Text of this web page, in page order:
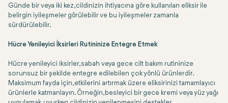
Günde bir veya iki kez, cildinizin ihtiyacına göre kullanılan eliksir ile
belirgin iyileşmeler görülebilir ve bu iyileşmeler zamanla
sürdürülebilir.
Hücre Yenileyici İksirleri Rutininize Entegre Etmek
Hücre yenileyici iksirler, sabah veya gece cilt bakım rutininize
sorunsuz bir şekilde entegre edilebilen çok yönlü ürünlerdir.
Maksimum fayda için, etkilerini artırmak üzere eliksirinizi tamamlayıcı
ürünlerle katmanlayın. Örneğin, besleyici bir gece kremi veya yüz yağı